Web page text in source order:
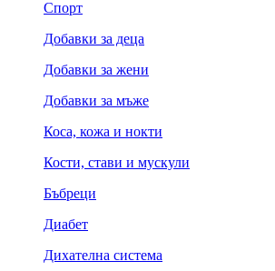
Спорт
Добавки за деца
Добавки за жени
Добавки за мъже
Коса, кожа и нокти
Кости, стави и мускули
Бъбреци
Диабет
Дихателна система